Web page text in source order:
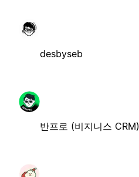
desbyseb
반프로 (비지니스 CRM)